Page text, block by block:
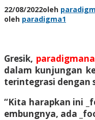
22/08/2022oleh
oleh paradigma1
Gresik,
dalam kunjungan
terintegrasi dengan
“Kita harapkan ini
embungnya, ada